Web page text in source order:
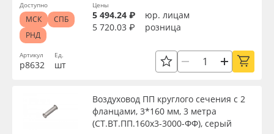
Контакты
Блог
Избранное
Сублимация и термотрансфер
Светотехника
Упаковочные материалы
Материал
Цвет
Страна происхождения
Артикул
р8632
Ед.
шт
Цены
5 494.24 ₽
юр. лицам
5 720.03 ₽
розница
Доступно
МСК
СПБ
РНД
Воздуховод ПП круглого сечения с 2
фланцами, 3*160 мм, 3 метра
(СТ.ВТ.ПП.160х3-3000-ФФ), серый